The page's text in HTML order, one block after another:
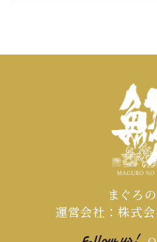
まぐろ
運営会社：株式